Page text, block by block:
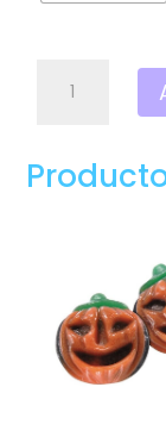
chocolate
cantidad